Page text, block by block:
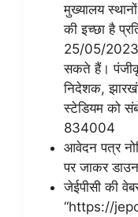
मुख्यालय
की इच्छा है
25/05/2023
सकते हैं।
निदेशक,
स्टेडियम को
834004
आवेदन पत्र
पर जाकर
जेईपीसी की
“https://